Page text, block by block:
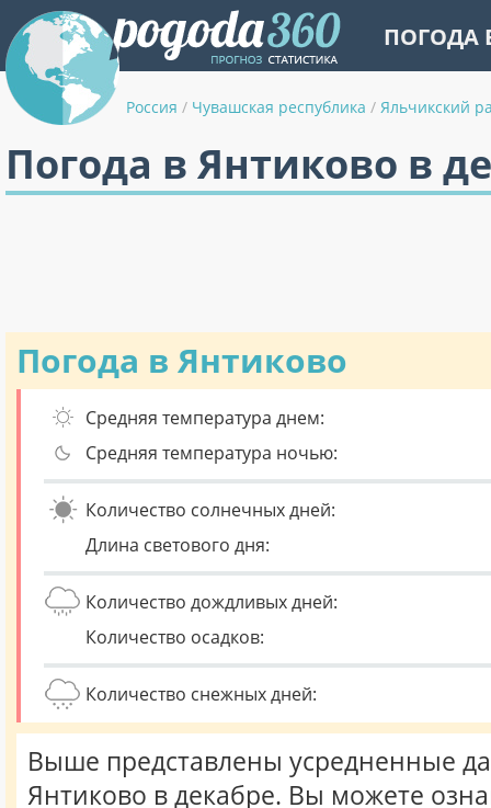
ПОГОДА
Россия / Чувашская республика / Яльчикский
Погода в Янтиково в
Погода в Янтиково
Средняя температура днем:
Средняя температура ночью:
Количество солнечных дней:
Длина светового дня:
Количество дождливых дней:
Количество осадков:
Количество снежных дней:
Выше представлены усредненные
Янтиково в декабре. Вы можете